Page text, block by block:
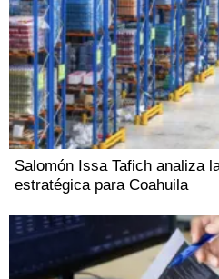
Salomón Issa Tafich analiza
estratégica para Coahuila